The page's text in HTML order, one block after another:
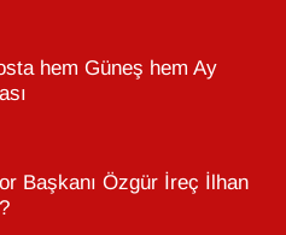
hem Güneş hem Ay
Başkanı Özgür İreç İlhan